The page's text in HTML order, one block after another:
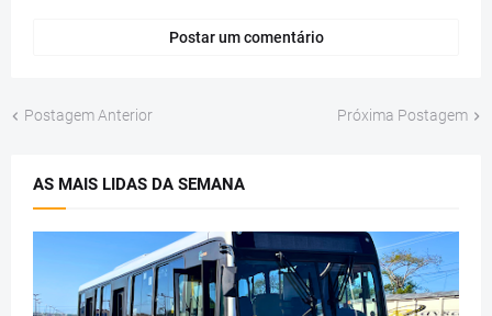
Postar um comentário
Postagem Anterior Próxima Postagem
AS MAIS LIDAS DA SEMANA